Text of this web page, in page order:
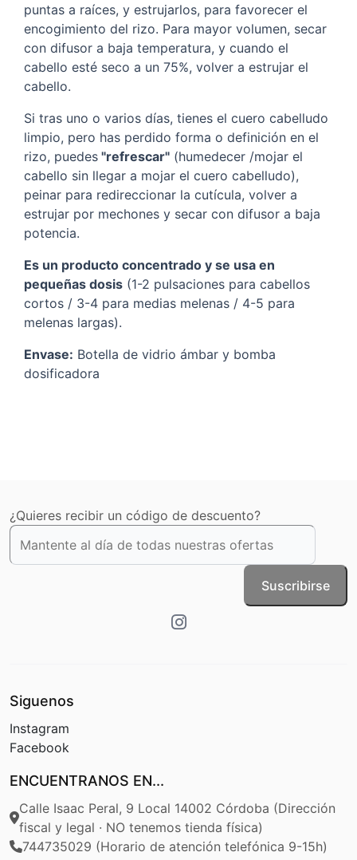
puntas a raíces, y estrujarlos, para favorecer el
encogimiento del rizo. Para mayor volumen, secar
con difusor a baja temperatura, y cuando el
cabello esté seco a un 75%, volver a estrujar el
cabello.
Si tras uno o varios días, tienes el cuero cabelludo
limpio, pero has perdido forma o definición en el
rizo, puedes "refrescar" (humedecer /mojar el
cabello sin llegar a mojar el cuero cabelludo),
peinar para redireccionar la cutícula, volver a
estrujar por mechones y secar con difusor a baja
potencia.
Es un producto concentrado y se usa en
pequeñas dosis (1-2 pulsaciones para cabellos
cortos / 3-4 para medias melenas / 4-5 para
melenas largas).
Envase: Botella de vidrio ámbar y bomba
dosificadora
¿Quieres recibir un código de descuento?
Suscribirse
Siguenos
Instagram
Facebook
ENCUENTRANOS EN...
Calle Isaac Peral, 9 Local 14002 Córdoba (Dirección
fiscal y legal · NO tenemos tienda física)
744735029 (Horario de atención telefónica 9-15h)